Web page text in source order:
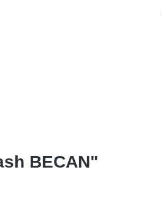
BECAN"